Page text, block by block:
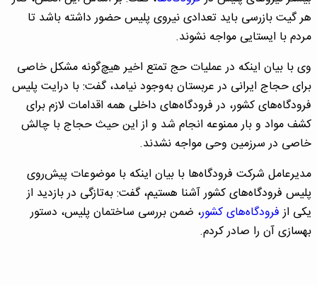
هر گیت بازرسی باید تعدادی نیروی پلیس حضور داشته باشد تا
مردم با ایستایی مواجه نشوند.
وی با بیان اینکه در عملیات حج تمتع اخیر هیچ‌گونه مشکل خاصی
برای حجاج ایرانی در عربستان به‌وجود نیامد، گفت: با درایت پلیس
فرودگاه‌های کشور، در فرودگاه‌های داخلی همه اقدامات لازم برای
کشف مواد و بار ممنوعه انجام شد و از این حیث حجاج با چالش
خاصی در سرزمین وحی مواجه نشدند.
مدیرعامل شرکت فرودگاه‌ها با بیان اینکه با موضوعات پیش‌روی
پلیس فرودگاه‌های کشور آشنا هستیم، گفت: به‌تازگی در بازدید از
یکی ازفرودگاه‌های کشور، ضمن بررسی ساختمان پلیس، دستور
بهسازی آن را صادر کردم.